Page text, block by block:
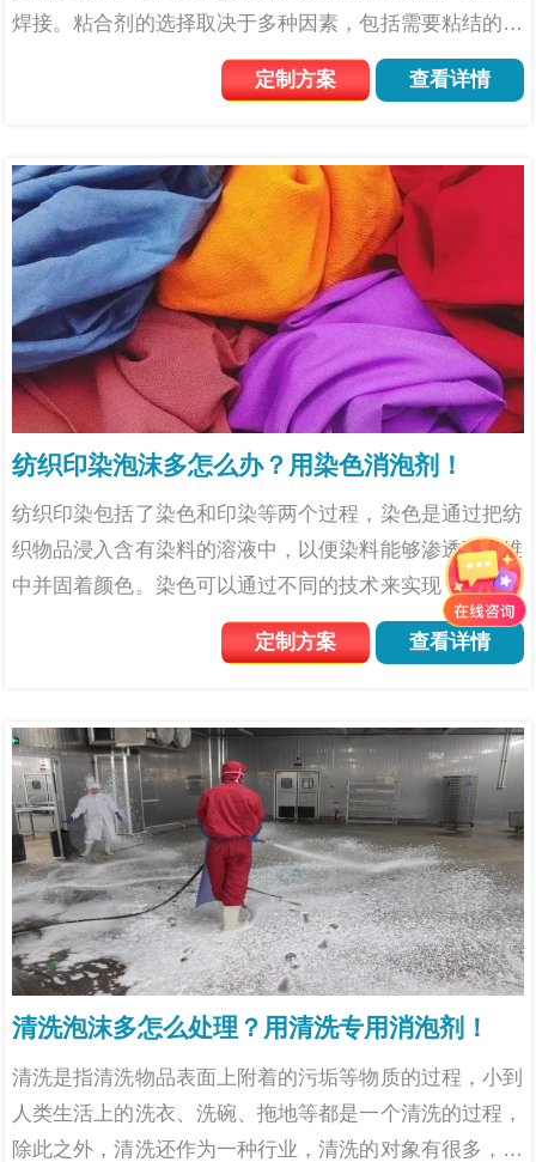
焊接。粘合剂的选择取决于多种因素，包括需要粘结的材
料类型、预期的应用环境以及所需的粘结强度。满足各种
粘结需求，粘合剂在现代制造业中起着着重要作用，为很
定制方案 查看详情
纺织印染泡沫多怎么办？用染色消泡剂！
纺织印染包括了染色和印染等两个过程，染色是通过把纺
织物品浸入含有染料的溶液中，以便染料能够渗透到纤维
中并固着颜色。染色可以通过不同的技术来实现，例如浸
染、轧染等。而印花是一种在织物上施加图案或图像的过
程。它涉及到使用特定的印花技术，如丝网印花、滚筒印
定制方案 查看详情
清洗泡沫多怎么处理？用清洗专用消泡剂！
清洗是指清洗物品表面上附着的污垢等物质的过程，小到
人类生活上的洗衣、洗碗、拖地等都是一个清洗的过程，
除此之外，清洗还作为一种行业，清洗的对象有很多，比